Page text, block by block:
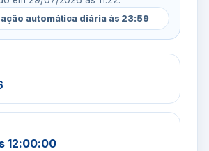
automática diária às 23:59
12:00:00